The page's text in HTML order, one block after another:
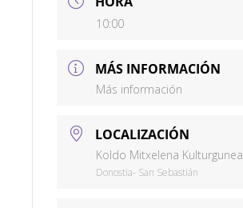
10:00
MÁS INFORMACIÓN
Más información
LOCALIZACIÓN
Koldo Mitxelena Kulturgunea
Donostia- San Sebastián